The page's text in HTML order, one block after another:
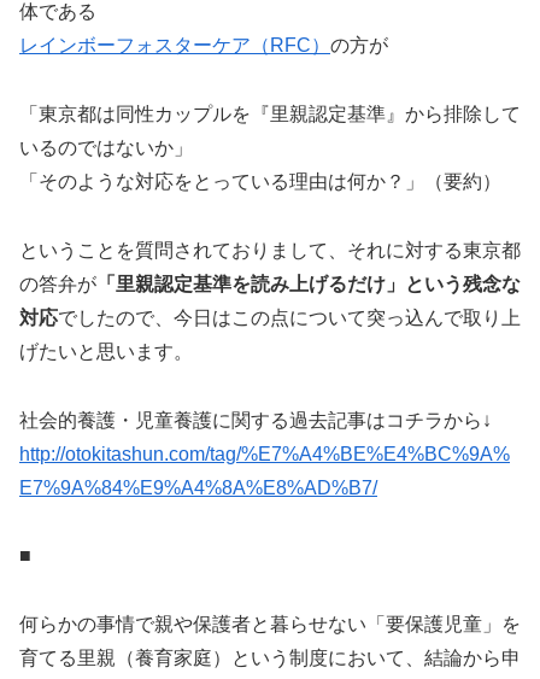
体である
レインボーフォスターケア（RFC） の方が
「東京都は同性カップルを『里親認定基準』から排除して
いるのではないか」
「そのような対応をとっている理由は何か？」（要約）
ということを質問されておりまして、それに対する東京都
の答弁が 「里親認定基準を読み上げるだけ」という残念な
対応でしたので、今日はこの点について突っ込んで取り上
げたいと思います。
社会的養護・児童養護に関する過去記事はコチラから↓
http://otokitashun.com/tag/%E7%A4%BE%E4%BC%9A%
E7%9A%84%E9%A4%8A%E8%AD%B7/
■
何らかの事情で親や保護者と暮らせない「要保護児童」を
育てる里親（養育家庭）という制度において、結論から申